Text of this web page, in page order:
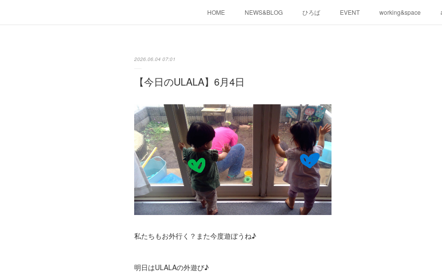
HOME NEWS&BLOG ひろば EVENT working&space
2026.06.04 07:01
【今日のULALA】6月4日
私たちもお外行く？また今度遊ぼうね♪
明日はULALAの外遊び♪